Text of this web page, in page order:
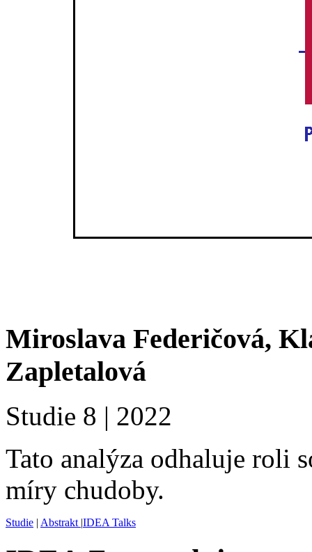
Miroslava Federičová,
Zapletalová
Studie 8 | 2022
Tato analýza odhaluje roli
míry chudoby.
Studie | Abstrakt |IDEA Talks